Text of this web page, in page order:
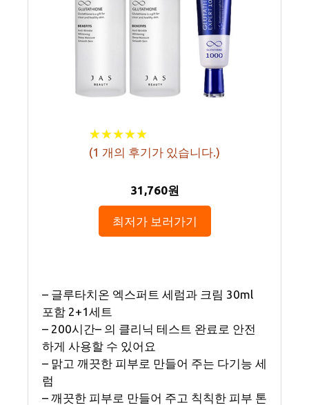
★★★★★
★★★★★
(1 개의 후기가 있습니다.)
31,760원
최저가 보러가기
– 글루타치온 엑스퍼트 세럼과 크림 30ml
포함 2+1세트
– 200시간– 의 클리닉 테스트 완료로 안전
하게 사용할 수 있어요
– 맑고 깨끗한 피부로 만들어 주는 다기능 세
럼
– 깨끗한 피부로 만들어 주고 칙칙한 피부 톤